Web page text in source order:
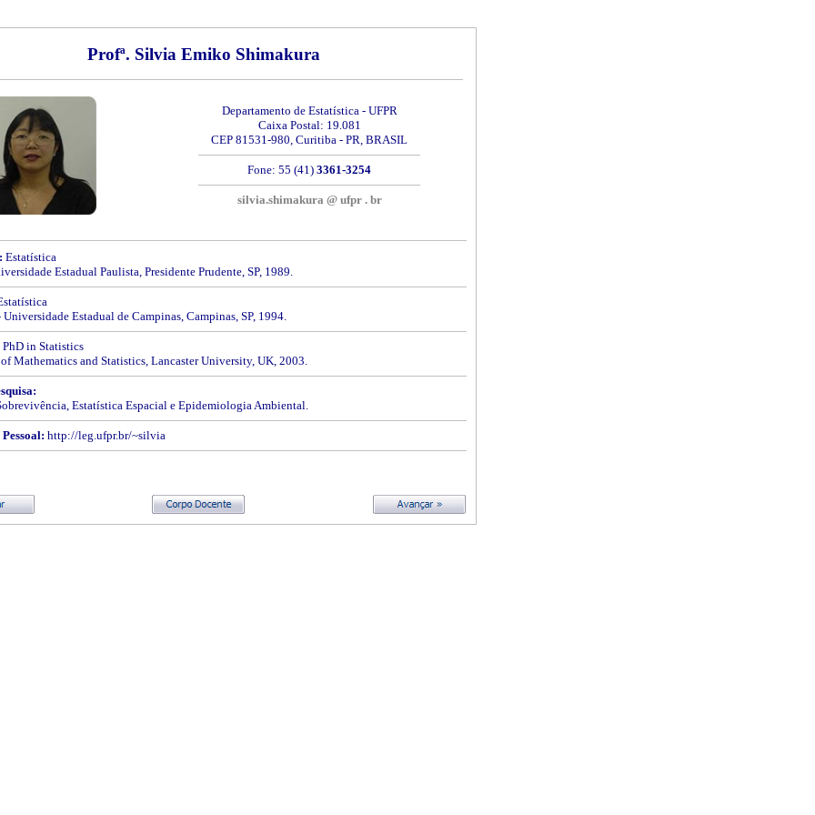
Profª. Silvia Emiko Shimakura
Departamento de Estatística - UFPR
Caixa Postal: 19.081
CEP 81531-980, Curitiba - PR, BRASIL
Fone: 55 (41) 3361-3254
silvia.shimakura @ ufpr . br
Estatística
Estadual Paulista, Presidente Prudente, SP, 1989.
Estadual de Campinas, Campinas, SP, 1994.
PhD in Statistics
Mathematics and Statistics, Lancaster University, UK, 2003.
Estatística Espacial e Epidemiologia Ambiental.
http://leg.ufpr.br/~silvia